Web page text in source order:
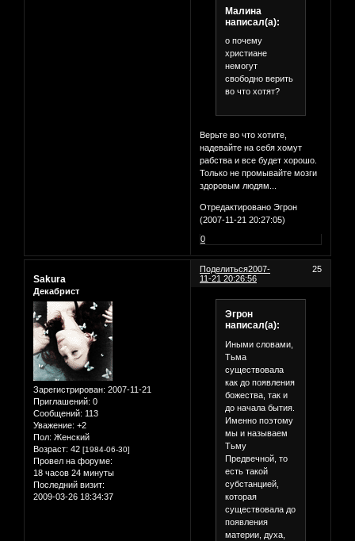
Малина
написал(а):
о почему
христиане
немогут
свободно верить
во что хотят?
Верьте во что хотите,
надевайте на себя хомут
рабства и все будет хорошо.
Только не промывайте мозги
здоровым людям...
Отредактировано Эгрон
(2007-11-21 20:27:05)
0
Поделиться 25
2007-
11-21 20:26:56
Sakura
Декабрист
Зарегистрирован: 2007-11-21
Приглашений: 0
Сообщений: 113
Уважение: +2
Пол: Женский
Возраст: 42 [1984-06-30]
Провел на форуме:
18 часов 24 минуты
Последний визит:
2009-03-26 18:34:37
Эгрон
написал(а):
Иными словами,
Тьма
существовала
как до появления
божества, так и
до начала бытия.
Именно поэтому
мы и называем
Тьму
Предвечной, то
есть такой
субстанцией,
которая
существовала до
появления
материи, духа,